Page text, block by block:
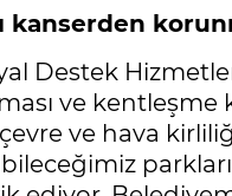
kanserden
Destek
ve
çevre ve hava